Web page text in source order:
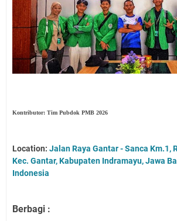
Kontributor: Tim Pubdok PMB 2026
Location: Jalan Raya Gantar - Sanca Km.1,
Kec. Gantar, Kabupaten Indramayu, Jawa
Indonesia
Berbagi :